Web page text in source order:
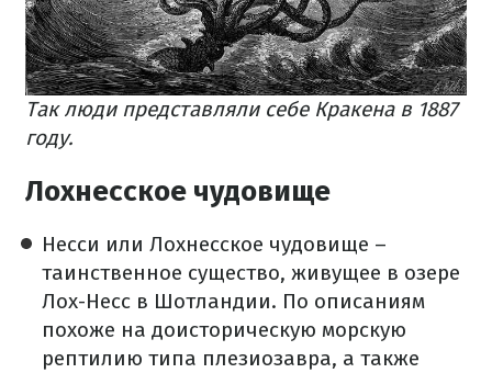
Так люди представляли себе Кракена в 1887
году.
Лохнесское чудовище
Несси или Лохнесское чудовище –
таинственное существо, живущее в озере
Лох-Несс в Шотландии. По описаниям
похоже на доисторическую морскую
рептилию типа плезиозавра, а также